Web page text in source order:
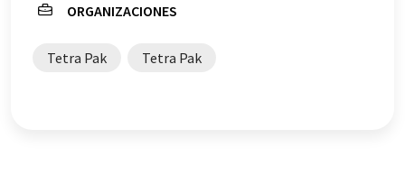
ORGANIZACIONES
Tetra Pak Tetra Pak